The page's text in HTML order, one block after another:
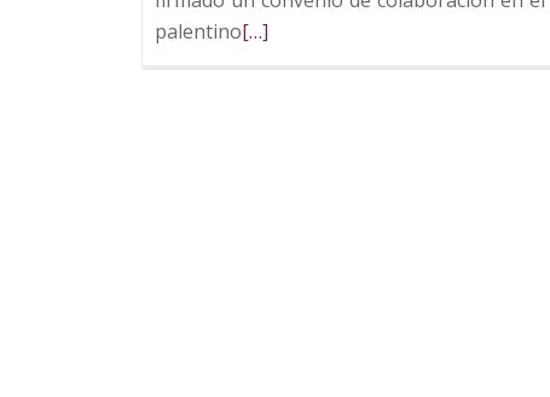
palentinoLeer
[…]